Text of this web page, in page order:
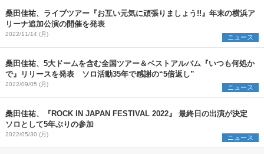
桑田佳祐、ライブツアー『お互い元気に頑張りましょう!!』年末の横浜ア
リーナ追加公演の開催を発表
2022/11/14 (月) ニュース
桑田佳祐、5大ドームを含む全国ツアー＆ベストアルバム『いつも何処か
で』リリースを発表 ソロ活動35年で感謝の“5倍返し”
2022/09/05 (月) ニュース
桑田佳祐、『ROCK IN JAPAN FESTIVAL 2022』 最終日の出演が決定
ソロとして5年ぶりの参加
2022/05/30 (月) ニュース